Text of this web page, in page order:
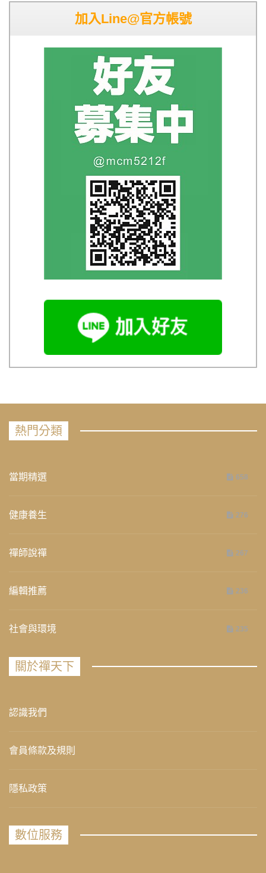
加入Line@官方帳號
熱門分類
當期精選 658
健康養生 276
禪師說禪 267
編輯推薦 236
社會與環境 235
關於禪天下
認識我們
會員條款及規則
隱私政策
數位服務